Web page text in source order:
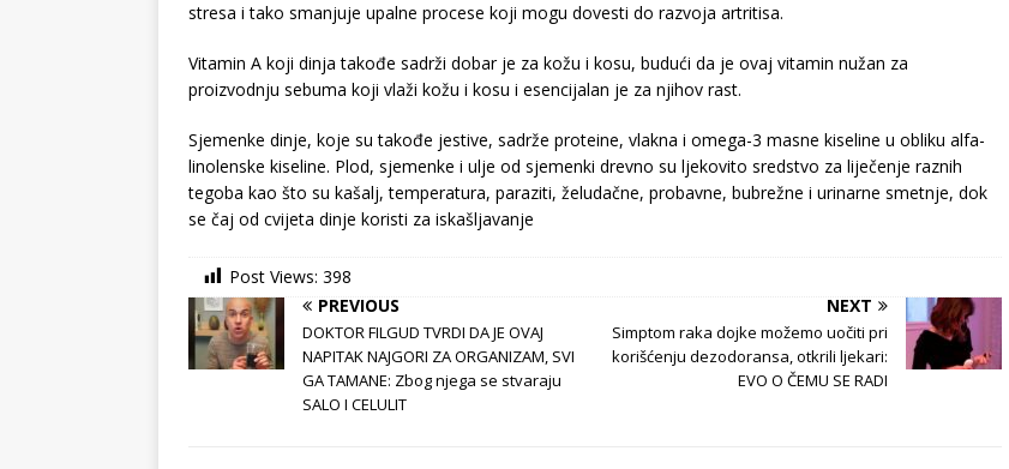
stresa i tako smanjuje upalne procese koji mogu dovesti do razvoja artritisa.
Vitamin A koji dinja takođe sadrži dobar je za kožu i kosu, budući da je ovaj vitamin nužan za
proizvodnju sebuma koji vlaži kožu i kosu i esencijalan je za njihov rast.
Sjemenke dinje, koje su takođe jestive, sadrže proteine, vlakna i omega-3 masne kiseline u obliku alfa-
linolenske kiseline. Plod, sjemenke i ulje od sjemenki drevno su ljekovito sredstvo za liječenje raznih
tegoba kao što su kašalj, temperatura, paraziti, želudačne, probavne, bubrežne i urinarne smetnje, dok
se čaj od cvijeta dinje koristi za iskašljavanje
Post Views: 398
PREVIOUS
DOKTOR FILGUD TVRDI DA JE OVAJ
NAPITAK NAJGORI ZA ORGANIZAM, SVI
GA TAMANE: Zbog njega se stvaraju
SALO I CELULIT
NEXT
Simptom raka dojke možemo uočiti pri
korišćenju dezodoransa, otkrili ljekari:
EVO O ČEMU SE RADI